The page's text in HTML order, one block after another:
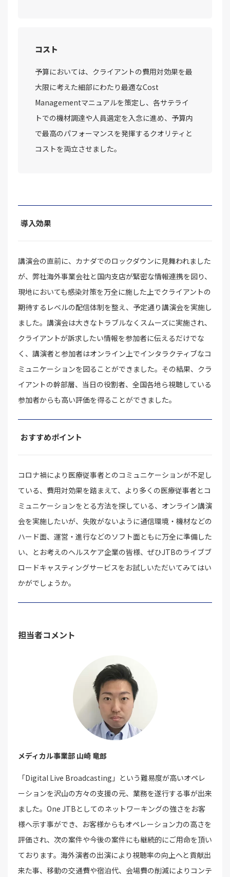
コスト
予算においては、クライアントの費用対効果を最
大限に考えた細部にわたり最適なCost
Managementマニュアルを策定し、各サテライ
トでの機材調達や人員選定を入念に進め、予算内
で最高のパフォーマンスを発揮するクオリティと
コストを両立させました。
導入効果
講演会の直前に、カナダでのロックダウンに見舞われました
が、弊社海外事業会社と国内支店が緊密な情報連携を図り、
現地においても感染対策を万全に施した上でクライアントの
期待するレベルの配信体制を整え、予定通り講演会を実施し
ました。講演会は大きなトラブルなくスムーズに実施され、
クライアントが訴求したい情報を参加者に伝えるだけでな
く、講演者と参加者はオンライン上でインタラクティブなコ
ミュニケーションを図ることができました。その結果、クラ
イアントの幹部層、当日の役割者、全国各地ら視聴している
参加者からも高い評価を得ることができました。
おすすめポイント
コロナ禍により医療従事者とのコミュニケーションが不足し
ている、費用対効果を踏まえて、より多くの医療従事者とコ
ミュニケーションをとる方法を探している、オンライン講演
会を実施したいが、失敗がないように通信環境・機材などの
ハード面、運営・進行などのソフト面ともに万全に準備した
い、とお考えのヘルスケア企業の皆様、ぜひJTBのライブブ
ロードキャスティングサービスをお試しいただいてみてはい
かがでしょうか。
担当者コメント
メディカル事業部 山崎 竜郎
「Digital Live Broadcasting」という難易度が高いオペレ
ーションを沢山の方々の支援の元、業務を遂行する事が出来
ました。One JTBとしてのネットワーキングの強さをお客
様へ示す事ができ、お客様からもオペレーション力の高さを
評価され、次の案件や今後の案件にも継続的にご用命を頂い
ております。海外演者の出演により視聴率の向上へと貢献出
来た事、移動の交通費や宿泊代、会場費の削減によりコンテ